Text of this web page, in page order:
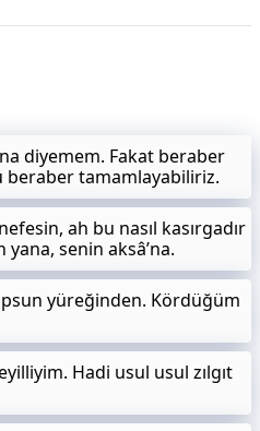
diyemem. Fakat beraber
beraber tamamlayabiliriz.
ah bu nasıl kasırgadır
yana, senin aksâ’na.
yüreğinden. Kördüğüm
Hadi usul usul zılgıt